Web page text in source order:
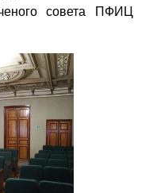
совета ПФИЦ